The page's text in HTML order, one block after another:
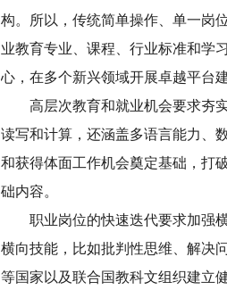
构。所以，传统简单操作、单一岗
业教育专业、课程、行业标准和学
心，在多个新兴领域开展卓越平台
高层次教育和就业机会要求夯
读写和计算，还涵盖多语言能力、
和获得体面工作机会奠定基础，打
础内容。
职业岗位的快速迭代要求加强
横向技能，比如批判性思维、解决
等国家以及联合国教科文组织建立